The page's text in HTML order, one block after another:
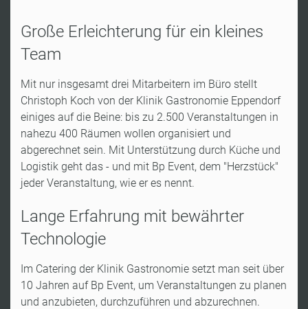
Große Erleichterung für ein kleines
Team
Mit nur insgesamt drei Mitarbeitern im Büro stellt
Christoph Koch von der Klinik Gastronomie Eppendorf
einiges auf die Beine: bis zu 2.500 Veranstaltungen in
nahezu 400 Räumen wollen organisiert und
abgerechnet sein. Mit Unterstützung durch Küche und
Logistik geht das - und mit Bp Event, dem "Herzstück"
jeder Veranstaltung, wie er es nennt.
Lange Erfahrung mit bewährter
Technologie
Im Catering der Klinik Gastronomie setzt man seit über
10 Jahren auf Bp Event, um Veranstaltungen zu planen
und anzubieten, durchzuführen und abzurechnen.